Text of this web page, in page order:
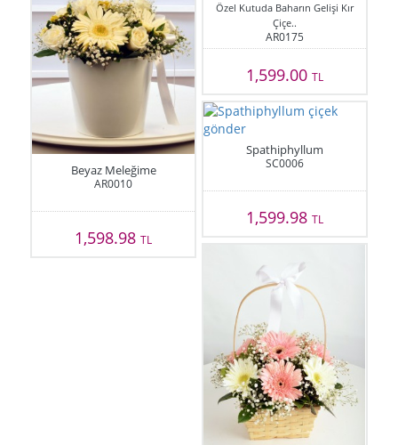
Beyaz Meleğime
AR0010
1,598.98TL
Özel Kutuda Baharın Gelişi Kır
Çiçe..
AR0175
1,599.00 TL
Spathiphyllum
SC0006
1,599.98 TL